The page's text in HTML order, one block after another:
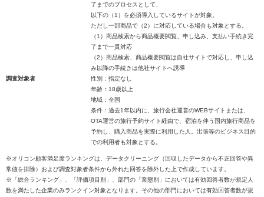
了までのプロセスとして、
以下の（1）を必須導入しているサイトが対象。
ただし一部商品で（2）に対応している場合も対象とする。
（1）商品検索から商品概要閲覧、申し込み、支払い手続き完
了まで一貫対応
（2）商品検索、商品概要閲覧は自社サイトで対応し、申し込
み以降の手続きは他社サイトへ誘導
調査対象者
性別：指定なし
年齢：18歳以上
地域：全国
条件：過去1年以内に、旅行会社運営のWEBサイトまたは、
OTA運営の旅行予約サイト経由で、宿泊を伴う国内旅行商品を
予約し、購入商品を実際に利用した人。出張等のビジネス目的
での利用者も対象とする。
※オリコン顧客満足度ランキングは、データクリーニング（回収したデータから不正回答や異
常値を排除）および調査対象者条件から外れた回答を除外した上で作成しています。
※「総合ランキング」、「評価項目別」、部門の「業態別」においては有効回答者数が規定人
数を満たした企業のみランクイン対象となります。その他の部門においては有効回答者数が規